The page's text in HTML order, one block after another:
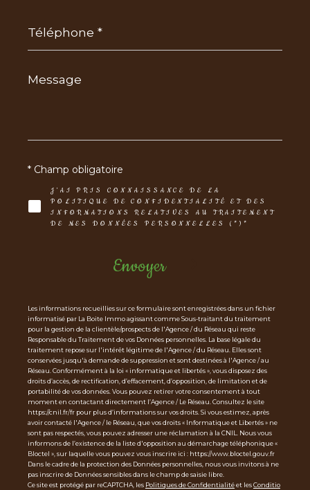
Message
*
J'AI PRIS CONNAISSANCE DE LA
POLITIQUE DE CONFIDENTIALITÉ ET DES
INFORMATIONS RELATIVES AU TRAITEMENT
DE MES DONNÉES PERSONNELLES (*)*
* Champ obligatoire
Envoyer
Les informations recueillies sur ce formulaire sont enregistrées dans un fichier
informatisé par La Boite Immo agissant comme Sous-traitant du traitement
pour la gestion de la clientèle/prospects de l'Agence / du Réseau qui reste
Responsable du Traitement de vos Données personnelles. La base légale du
traitement repose sur l'intérêt légitime de l'Agence / du Réseau. Elles sont
conservées jusqu'à demande de suppression et sont destinées à l'Agence / au
Réseau. Conformément à la loi « informatique et libertés », vous disposez des
droits d’accès, de rectification, d’effacement, d’opposition, de limitation et de
portabilité de vos données. Vous pouvez retirer votre consentement à tout
moment en contactant directement l’Agence / Le Réseau. Consultez le site
https://cnil.fr/fr pour plus d’informations sur vos droits. Si vous estimez, après
avoir contacté l'Agence / le Réseau, que vos droits « Informatique et Libertés » ne
sont pas respectés, vous pouvez adresser une réclamation à la CNIL. Nous vous
informons de l’existence de la liste d'opposition au démarchage téléphonique «
Bloctel », sur laquelle vous pouvez vous inscrire ici : https://www.bloctel.gouv.fr
Dans le cadre de la protection des Données personnelles, nous vous invitons à ne
pas inscrire de Données sensibles dans le champ de saisie libre.
Ce site est protégé par reCAPTCHA, les Politiques de Confidentialitéet lesConditio